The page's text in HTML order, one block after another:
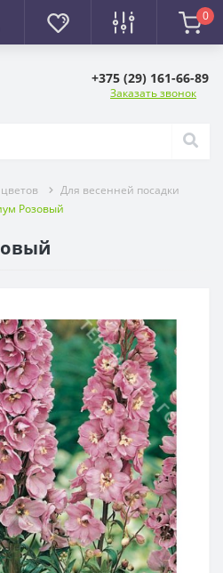
0
+375 (29) 161-66-89
Заказать звонок
Для весенней посадки
Розовый